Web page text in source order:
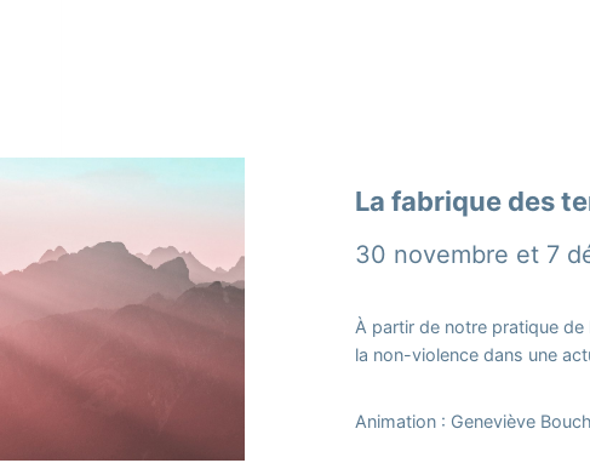
La fabrique des
30 novembre et 7
À partir de notre pratique
la non-violence dans une
Animation : Geneviève